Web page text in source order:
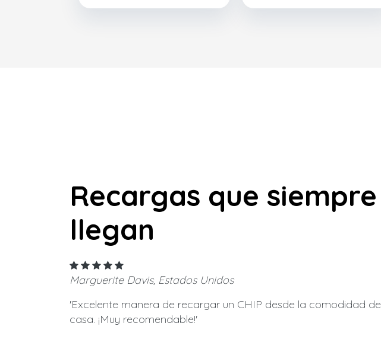
Recargas que siempre
llegan
Marguerite Davis, Estados Unidos
'Excelente manera de recargar un CHIP desde la comodidad de
casa. ¡Muy recomendable!'